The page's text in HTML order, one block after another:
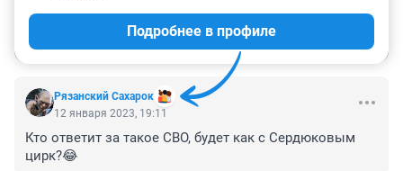
Рязанский Сахарок
Подробнее в профиле
12 января 2023, 19:11
Кто ответит за такое СВО, будет как с Сердюковым
цирк?😂